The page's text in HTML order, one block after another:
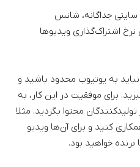
سایتی جداگانه، شانس
اشتراک‌گذاری ویدیوها
به یوتیوب محدود باشید و
برای موفقیت در این کار، به
محتوا بگردید. مثلا
کنید و برای آن‌ها ویدیو
خواهید بود.